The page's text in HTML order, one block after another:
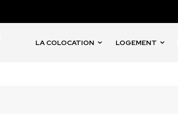
LA COLOCATION LOGEMENT